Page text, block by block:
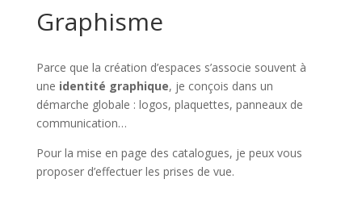
Graphisme
Parce que la création d’espaces s’associe souvent à
une identité graphique, je conçois dans un
démarche globale : logos, plaquettes, panneaux de
communication…
Pour la mise en page des catalogues, je peux vous
proposer d’effectuer les prises de vue.